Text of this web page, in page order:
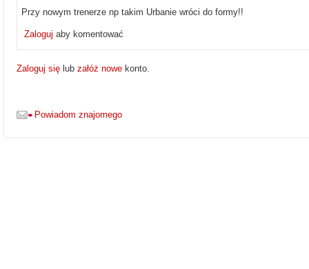
Przy nowym trenerze np takim Urbanie wróci do formy!!
Zalogujaby komentować
Zaloguj się lub załóż nowe konto.
Powiadom znajomego